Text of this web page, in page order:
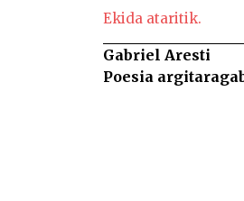
Ekida ataritik.
Gabriel Aresti
Poesia